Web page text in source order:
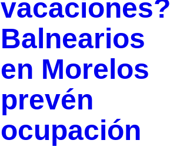
vacaciones?
Balnearios
en Morelos
prevén
ocupación